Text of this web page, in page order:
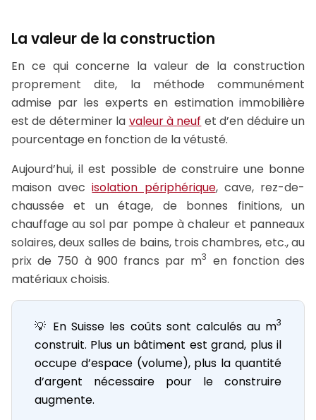
La valeur de la construction
En ce qui concerne la valeur de la construction
proprement dite, la méthode communément
admise par les experts en estimation immobilière
est de déterminer la valeur à neuf et d’en déduire un
pourcentage en fonction de la vétusté.
Aujourd’hui, il est possible de construire une bonne
maison avecisolation périphérique, cave, rez-de-
chaussée et un étage, de bonnes finitions, un
chauffage au sol par pompe à chaleur et panneaux
solaires, deux salles de bains, trois chambres, etc., au
prix de 750 à 900 francs par m3 en fonction des
matériaux choisis.
💡 En Suisse les coûts sont calculés au m3
construit. Plus un bâtiment est grand, plus il
occupe d’espace (volume), plus la quantité
d’argent nécessaire pour le construire
augmente.